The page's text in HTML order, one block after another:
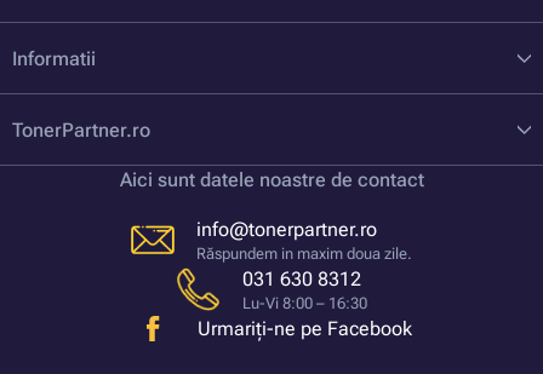
Informatii
TonerPartner.ro
Aici sunt datele noastre de contact
info@tonerpartner.ro
Răspundem in maxim doua zile.
031 630 8312
Lu-Vi 8:00 – 16:30
Urmariți-ne pe Facebook